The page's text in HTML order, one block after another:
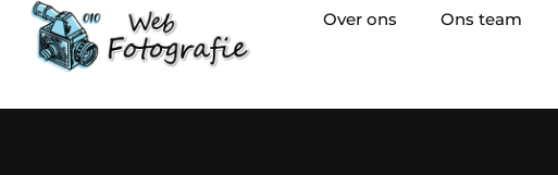
Over ons Ons team